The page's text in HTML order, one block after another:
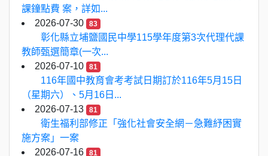
課鐘點費 案，詳如...
2026-07-30
83
彰化縣立埔鹽國民中學115學年度第3次代理代課
教師甄選簡章(一次...
2026-07-10
81
116年國中教育會考考試日期訂於116年5月15日
（星期六）、5月16日...
2026-07-13
81
衛生福利部修正「強化社會安全網－急難紓困實
施方案」一案
2026-07-16
81